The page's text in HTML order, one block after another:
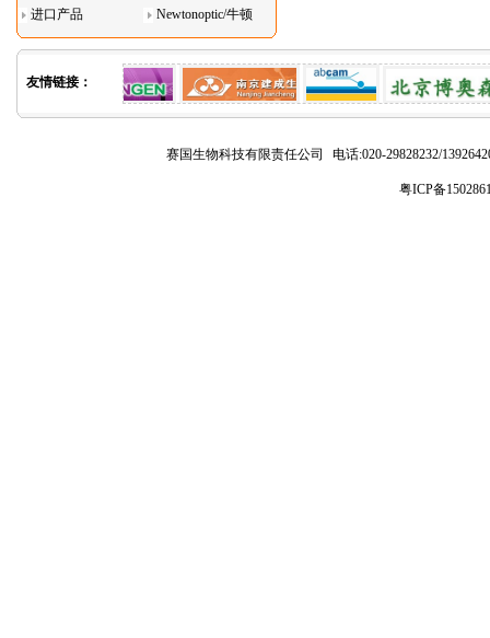
进口产品 Newtonoptic/牛顿
光学
友情链接：
赛国生物科技有限责任公司 电话:020-29828232/
粤ICP备